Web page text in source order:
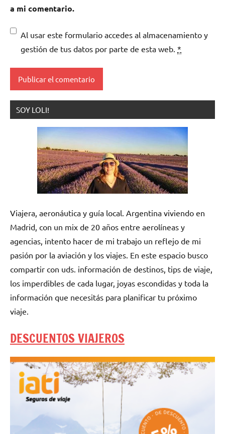
a mi comentario.
Al usar este formulario accedes al almacenamiento y
gestión de tus datos por parte de esta web. *
SOY LOLI!
Viajera, aeronáutica y guía local. Argentina viviendo en
Madrid, con un mix de 20 años entre aerolíneas y
agencias, intento hacer de mi trabajo un reflejo de mi
pasión por la aviación y los viajes. En este espacio busco
compartir con uds. información de destinos, tips de viaje,
los imperdibles de cada lugar, joyas escondidas y toda la
información que necesitás para planificar tu próximo
viaje.
DESCUENTOS VIAJEROS